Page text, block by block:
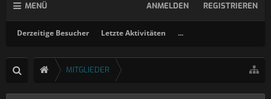
MENÜ
Derzeitige Besucher Letzte Aktivitäten ...
ANMELDEN REGISTRIEREN
MITGLIEDER